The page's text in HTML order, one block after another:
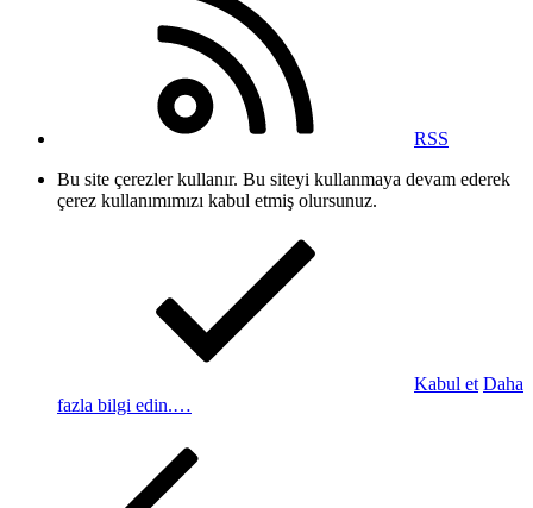
RSS
Bu site çerezler kullanır. Bu siteyi kullanmaya devam ederek
çerez kullanımımızı kabul etmiş olursunuz.
Kabul et Daha
fazla bilgi edin.…